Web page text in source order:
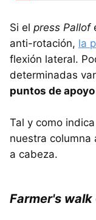
Si el press Pallof
anti-rotación, la
flexión lateral.
determinadas
puntos de
Tal y como
nuestra columna
a cabeza.
Farmer's walk